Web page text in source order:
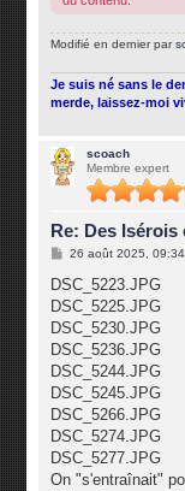
Modifié en dernier par
Je suis né sans le
merde, laissez-moi
scoach
Membre expert
Re: Des Isérois
M
s
a
g
26 août 2025, 09:34
DSC_5223.JPG
DSC_5225.JPG
DSC_5230.JPG
DSC_5236.JPG
DSC_5244.JPG
DSC_5245.JPG
DSC_5266.JPG
DSC_5274.JPG
DSC_5277.JPG
On "s'entraînait"